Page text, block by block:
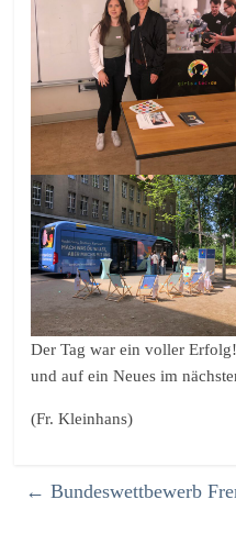
Der Tag war ein voller
und auf ein Neues im
(Fr. Kleinhans)
← Bundeswettbewerb